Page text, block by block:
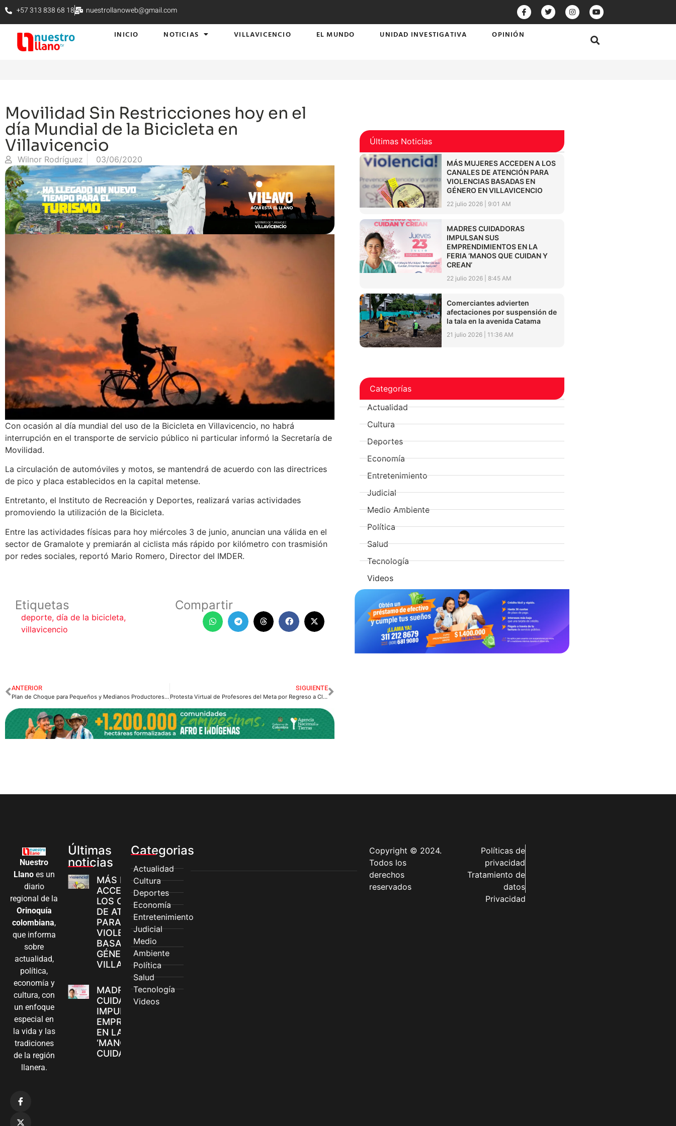
+57 313 838 68 18 nuestrollanoweb@gmail.com
INICIO NOTICIAS VILLAVICENCIO EL MUNDO UNIDAD INVESTIGATIVA OPINIÓN
Movilidad Sin Restricciones hoy en el
día Mundial de la Bicicleta en
Villavicencio
Wilnor Rodríguez 03/06/2020
Con ocasión al día mundial del uso de la Bicicleta en Villavicencio, no habrá
interrupción en el transporte de servicio público ni particular informó la Secretaría de
Movilidad.
La circulación de automóviles y motos, se mantendrá de acuerdo con las directrices
de pico y placa establecidos en la capital metense.
Entretanto, el Instituto de Recreación y Deportes, realizará varias actividades
promoviendo la utilización de la Bicicleta.
Entre las actividades físicas para hoy miércoles 3 de junio, anuncian una válida en el
sector de Gramalote y premiarán al ciclista más rápido por kilómetro con trasmisión
por redes sociales, reportó Mario Romero, Director del IMDER.
Etiquetas
deporte, día de la bicicleta,
villavicencio
Compartir
ANTERIOR
Plan de Choque para Pequeños y Medianos Productores Agrícolas
SIGUIENTE
Protesta Virtual de Profesores del Meta por Regreso a Clases 1 de Agosto
Últimas Noticias
MÁS MUJERES ACCEDEN A LOS
CANALES DE ATENCIÓN PARA
VIOLENCIAS BASADAS EN
GÉNERO EN VILLAVICENCIO
22 julio 2026 9:01 AM
MADRES CUIDADORAS
IMPULSAN SUS
EMPRENDIMIENTOS EN LA
FERIA ‘MANOS QUE CUIDAN Y
CREAN’
22 julio 2026 8:45 AM
Comerciantes advierten
afectaciones por suspensión de
la tala en la avenida Catama
21 julio 2026 11:36 AM
Categorías
Actualidad
Cultura
Deportes
Economía
Entretenimiento
Judicial
Medio Ambiente
Política
Salud
Tecnología
Videos
Nuestro
Llanoes un
diario
regional de la
Orinoquía
colombiana,
que informa
sobre
actualidad,
política,
economía y
cultura, con
un enfoque
especial en
la vida y las
tradiciones
de la región
llanera.
Últimas
noticias
MÁS MUJERES
ACCEDEN A
LOS CANALES
DE ATENCIÓN
PARA
VIOLENCIAS
BASADAS EN
GÉNERO EN
VILLAVICENCIO
MADRES
CUIDADORAS
IMPULSAN SUS
EMPRENDIMIENTOS
EN LA FERIA
‘MANOS QUE
CUIDAN Y CREAN’
Categorias
Actualidad
Cultura
Deportes
Economía
Entretenimiento
Judicial
Medio
Ambiente
Política
Salud
Tecnología
Videos
Copyright © 2024.
Todos los
derechos
reservados
Políticas de
privacidad
Tratamiento de
datos
Privacidad